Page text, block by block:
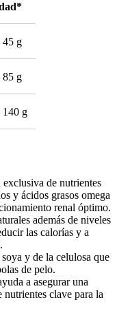
45 g
85 g
140 g
de nutrientes
y ácidos grasos omega
renal óptimo.
además de niveles
las calorías y a
y de la celulosa que
de pelo.
a asegurar una
clave para la